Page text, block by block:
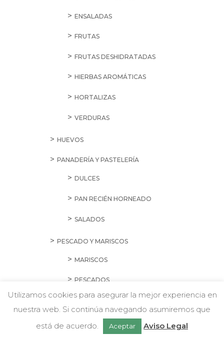
ENSALADAS
FRUTAS
FRUTAS DESHIDRATADAS
HIERBAS AROMÁTICAS
HORTALIZAS
VERDURAS
HUEVOS
PANADERÍA Y PASTELERÍA
DULCES
PAN RECIÉN HORNEADO
SALADOS
PESCADO Y MARISCOS
MARISCOS
PESCADOS
AFEITADO Y CUIDADO MASCULINO
w Chatea con nosotros
Utilizamos cookies para asegurar la mejor experiencia en
nuestra web. Si continúa navegando asumiremos que
está de acuerdo.
Aceptar Aviso Legal